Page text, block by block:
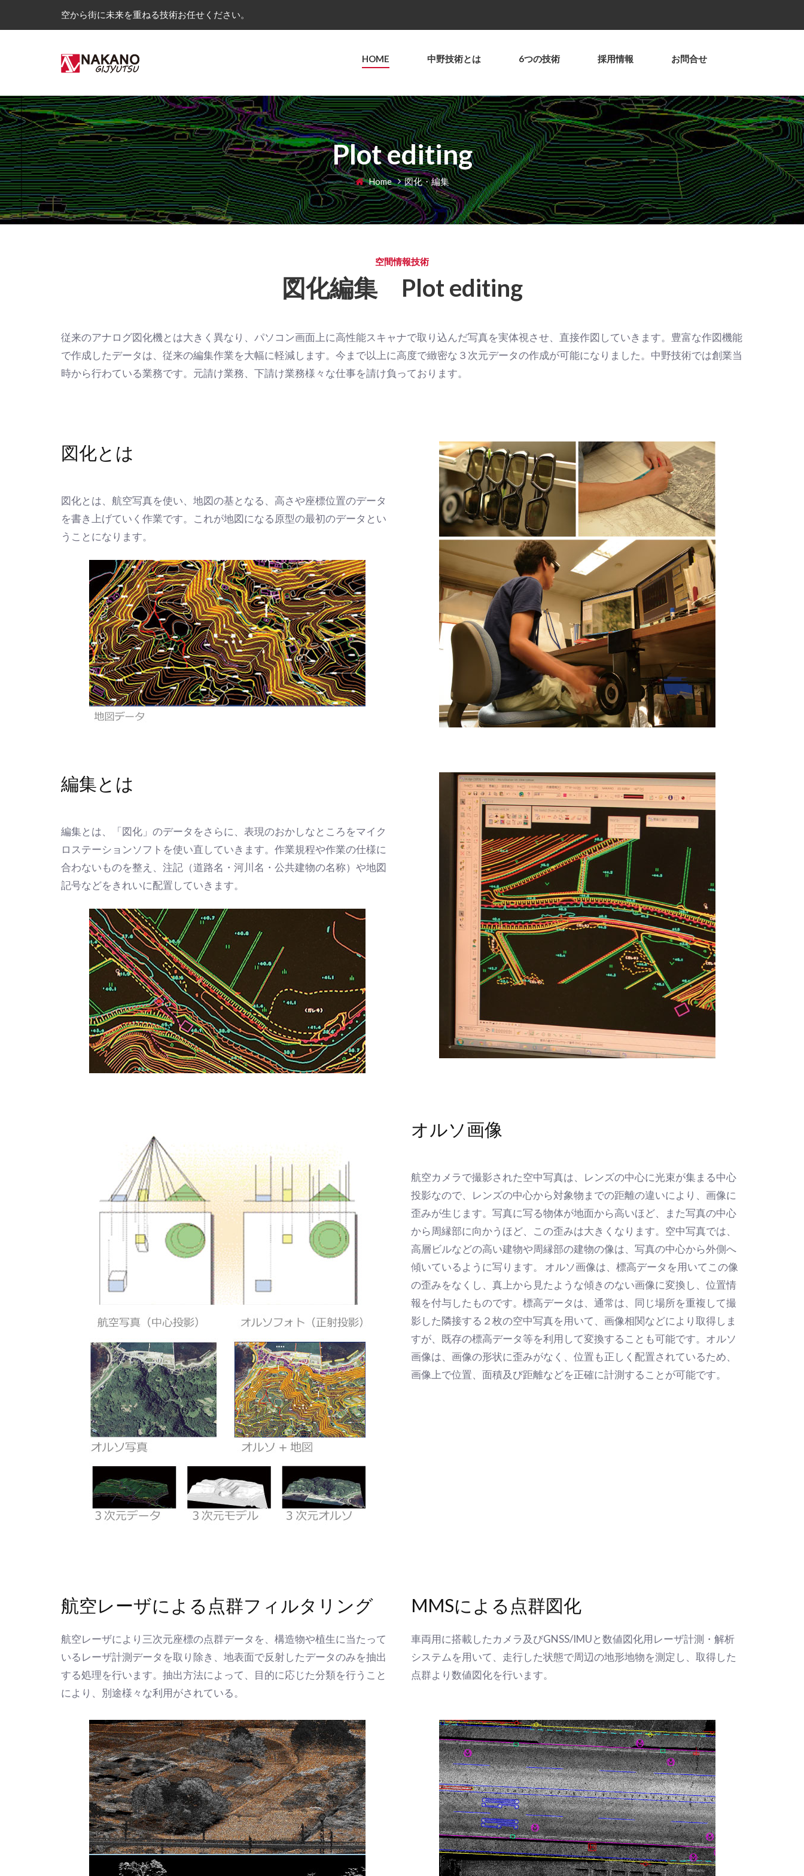
空から街に未来を重ねる技術お任せください。
HOME 中野技術とは 6つの技術 採用情報 お問合せ
Plot editing
Home 図化・編集
空間情報技術
図化編集 Plot editing
従来のアナログ図化機とは大きく異なり、パソコン画面上に高性能スキャナで取り込んだ写真を実体視させ、直接作図していきます。豊富な作図機能
で作成したデータは、従来の編集作業を大幅に軽減します。今まで以上に高度で緻密な３次元データの作成が可能になりました。中野技術では創業当
時から行わている業務です。元請け業務、下請け業務様々な仕事を請け負っております。
図化とは
図化とは、航空写真を使い、地図の基となる、高さや座標位置のデータ
を書き上げていく作業です。これが地図になる原型の最初のデータとい
うことになります。
編集とは
編集とは、「図化」のデータをさらに、表現のおかしなところをマイク
ロステーションソフトを使い直していきます。作業規程や作業の仕様に
合わないものを整え、注記（道路名・河川名・公共建物の名称）や地図
記号などをきれいに配置していきます。
オルソ画像
航空カメラで撮影された空中写真は、レンズの中心に光束が集まる中心
投影なので、レンズの中心から対象物までの距離の違いにより、画像に
歪みが生じます。写真に写る物体が地面から高いほど、また写真の中心
から周縁部に向かうほど、この歪みは大きくなります。空中写真では、
高層ビルなどの高い建物や周縁部の建物の像は、写真の中心から外側へ
傾いているように写ります。 オルソ画像は、標高データを用いてこの像
の歪みをなくし、真上から見たような傾きのない画像に変換し、位置情
報を付与したものです。標高データは、通常は、同じ場所を重複して撮
影した隣接する２枚の空中写真を用いて、画像相関などにより取得しま
すが、既存の標高データ等を利用して変換することも可能です。オルソ
画像は、画像の形状に歪みがなく、位置も正しく配置されているため、
画像上で位置、面積及び距離などを正確に計測することが可能です。
航空レーザによる点群フィルタリング
航空レーザにより三次元座標の点群データを、構造物や植生に当たって
いるレーザ計測データを取り除き、地表面で反射したデータのみを抽出
する処理を行います。抽出方法によって、目的に応じた分類を行うこと
により、別途様々な利用がされている。
MMSによる点群図化
車両用に搭載したカメラ及びGNSS/IMUと数値図化用レーザ計測・解析
システムを用いて、走行した状態で周辺の地形地物を測定し、取得した
点群より数値図化を行います。